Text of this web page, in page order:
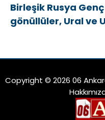
Birleşik Rusya
gönüllüler, Ural ve
Copyright © 2026 06